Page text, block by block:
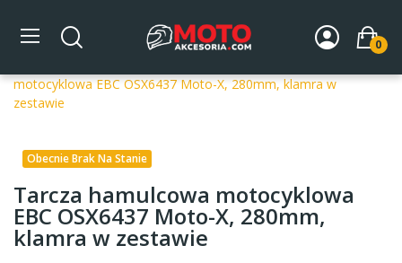
0
Strona główna DLA MOTOCYKLA
Układ hamulcowy
motocyklowa EBC OSX6437 Moto-X, 280mm, klamra w
zestawie
Obecnie Brak Na Stanie
Tarcza hamulcowa motocyklowa
EBC OSX6437 Moto-X, 280mm,
klamra w zestawie